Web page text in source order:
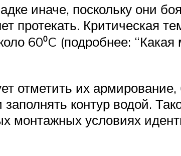
иначе, поскольку они
протекать. Критическая
60⁰C (подробнее:
отметить их армирование,
контур водой.
монтажных условиях